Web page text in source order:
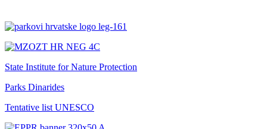
State Institute for Nature Protection
Parks Dinarides
Tentative list UNESCO